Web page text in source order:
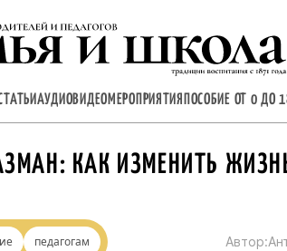
АУДИОВИДЕОМЕРОПРИЯТИЯ ПОСОБИЕ ОТ 0 ДО
КАК ИЗМЕНИТЬ
педагогам Автор: